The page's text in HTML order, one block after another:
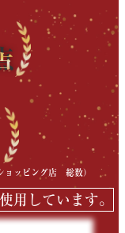
ョッピング店 総数）
用しています。